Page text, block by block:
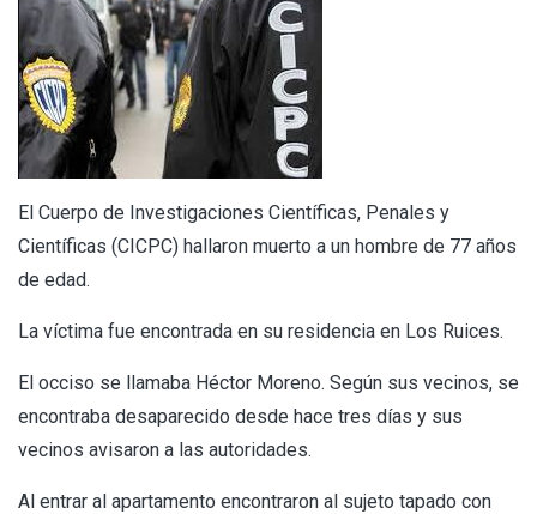
El Cuerpo de Investigaciones Científicas, Penales y
Científicas (CICPC) hallaron muerto a un hombre de 77 años
de edad.
La víctima fue encontrada en su residencia en Los Ruices.
El occiso se llamaba Héctor Moreno. Según sus vecinos, se
encontraba desaparecido desde hace tres días y sus
vecinos avisaron a las autoridades.
Al entrar al apartamento encontraron al sujeto tapado con